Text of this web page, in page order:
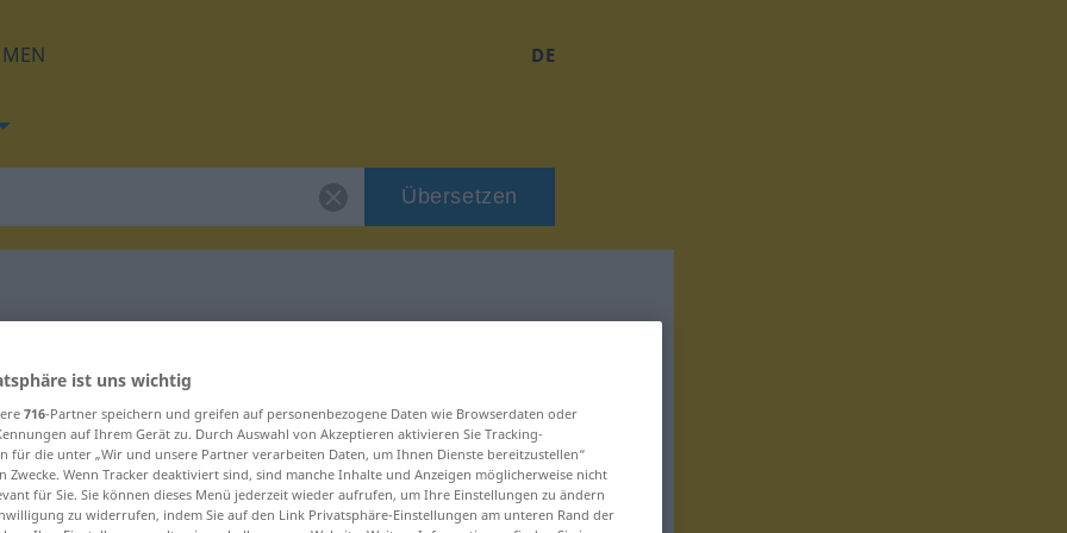
DE
Übersetzen
für "Trübung"
ist uns wichtig
716-Partner speichern und greifen auf personenbezogene Daten wie Browserdaten oder
auf Ihrem Gerät zu. Durch Auswahl von Akzeptieren aktivieren Sie Tracking-
für die unter „Wir und unsere Partner verarbeiten Daten, um Ihnen Dienste bereitzustellen“
Zwecke. Wenn Tracker deaktiviert sind, sind manche Inhalte und Anzeigen möglicherweise nicht
für Sie. Sie können dieses Menü jederzeit wieder aufrufen, um Ihre Einstellungen zu ändern
zu widerrufen, indem Sie auf den Link Privatsphäre-Einstellungen am unteren Rand der